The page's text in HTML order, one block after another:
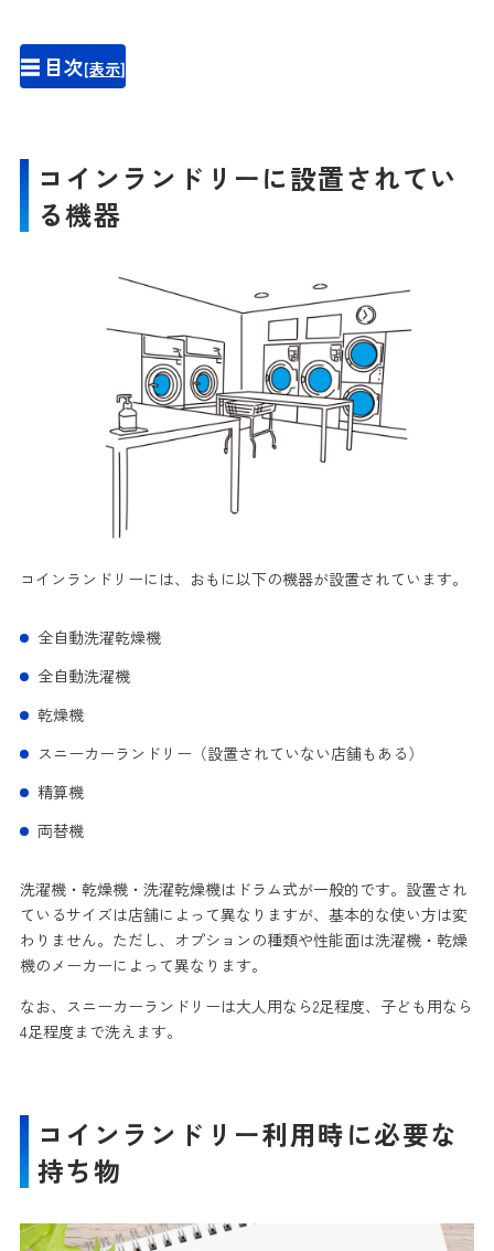
☰ 目次[表示]
コインランドリーに設置されてい
る機器
コインランドリーには、おもに以下の機器が設置されています。
全自動洗濯乾燥機
全自動洗濯機
乾燥機
スニーカーランドリー（設置されていない店舗もある）
精算機
両替機
洗濯機・乾燥機・洗濯乾燥機はドラム式が一般的です。設置され
ているサイズは店舗によって異なりますが、基本的な使い方は変
わりません。ただし、オプションの種類や性能面は洗濯機・乾燥
機のメーカーによって異なります。
なお、スニーカーランドリーは大人用なら2足程度、子ども用なら
4足程度まで洗えます。
コインランドリー利用時に必要な
持ち物